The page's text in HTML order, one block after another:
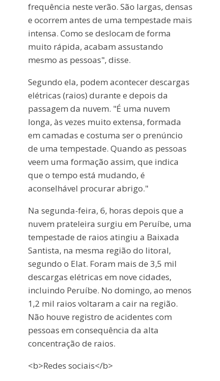
frequência neste verão. São largas, densas
e ocorrem antes de uma tempestade mais
intensa. Como se deslocam de forma
muito rápida, acabam assustando
mesmo as pessoas", disse.
Segundo ela, podem acontecer descargas
elétricas (raios) durante e depois da
passagem da nuvem. "É uma nuvem
longa, às vezes muito extensa, formada
em camadas e costuma ser o prenúncio
de uma tempestade. Quando as pessoas
veem uma formação assim, que indica
que o tempo está mudando, é
aconselhável procurar abrigo."
Na segunda-feira, 6, horas depois que a
nuvem prateleira surgiu em Peruíbe, uma
tempestade de raios atingiu a Baixada
Santista, na mesma região do litoral,
segundo o Elat. Foram mais de 3,5 mil
descargas elétricas em nove cidades,
incluindo Peruíbe. No domingo, ao menos
1,2 mil raios voltaram a cair na região.
Não houve registro de acidentes com
pessoas em consequência da alta
concentração de raios.
<b>Redes sociais</b>